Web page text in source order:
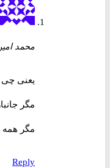
محمد امین2 سال ago
یعنی چی ،
مگر جانبازی
مگر همه
Reply